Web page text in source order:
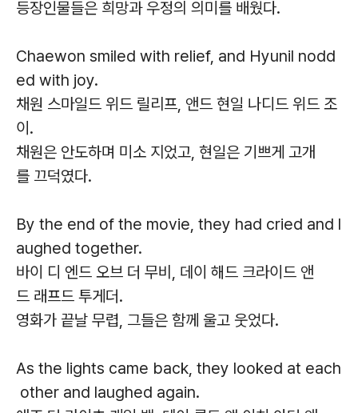
등장인물들은 희망과 우정의 의미를 배웠다.
Chaewon smiled with relief, and Hyunil nodd
ed with joy.
채원 스마일드 위드 릴리프, 앤드 현일 나디드 위드 조
이.
채원은 안도하며 미소 지었고, 현일은 기쁘게 고개
를 끄덕였다.
By the end of the movie, they had cried and l
aughed together.
바이 디 엔드 오브 더 무비, 데이 해드 크라이드 앤
드 래프드 투게더.
영화가 끝날 무렵, 그들은 함께 울고 웃었다.
As the lights came back, they looked at each
other and laughed again.